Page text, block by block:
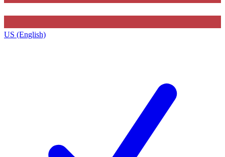
US (English)